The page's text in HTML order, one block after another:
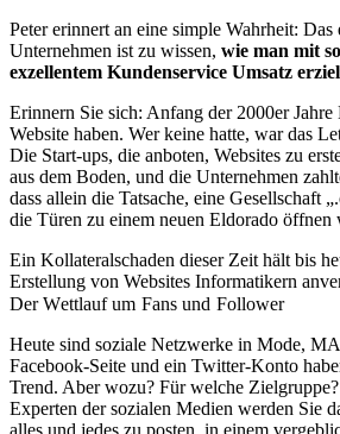
Peter erinnert an eine simple Wahrheit:
Unternehmen ist zu wissen, wie man mit
exzellentem Kundenservice Umsatz
Erinnern Sie sich: Anfang der 2000er
Website haben. Wer keine hatte, war das
Die Start-ups, die anboten, Websites zu
aus dem Boden, und die Unternehmen
dass allein die Tatsache, eine Gesellschaft
die Türen zu einem neuen Eldorado öffnen
Ein Kollateralschaden dieser Zeit hält bis
Erstellung von Websites Informatikern
Der Wettlauf um Fans und Follower
Heute sind soziale Netzwerke in Mode,
Facebook-Seite und ein Twitter-Konto
Trend. Aber wozu? Für welche
Experten der sozialen Medien werden Sie
alles und jedes zu posten, in einem